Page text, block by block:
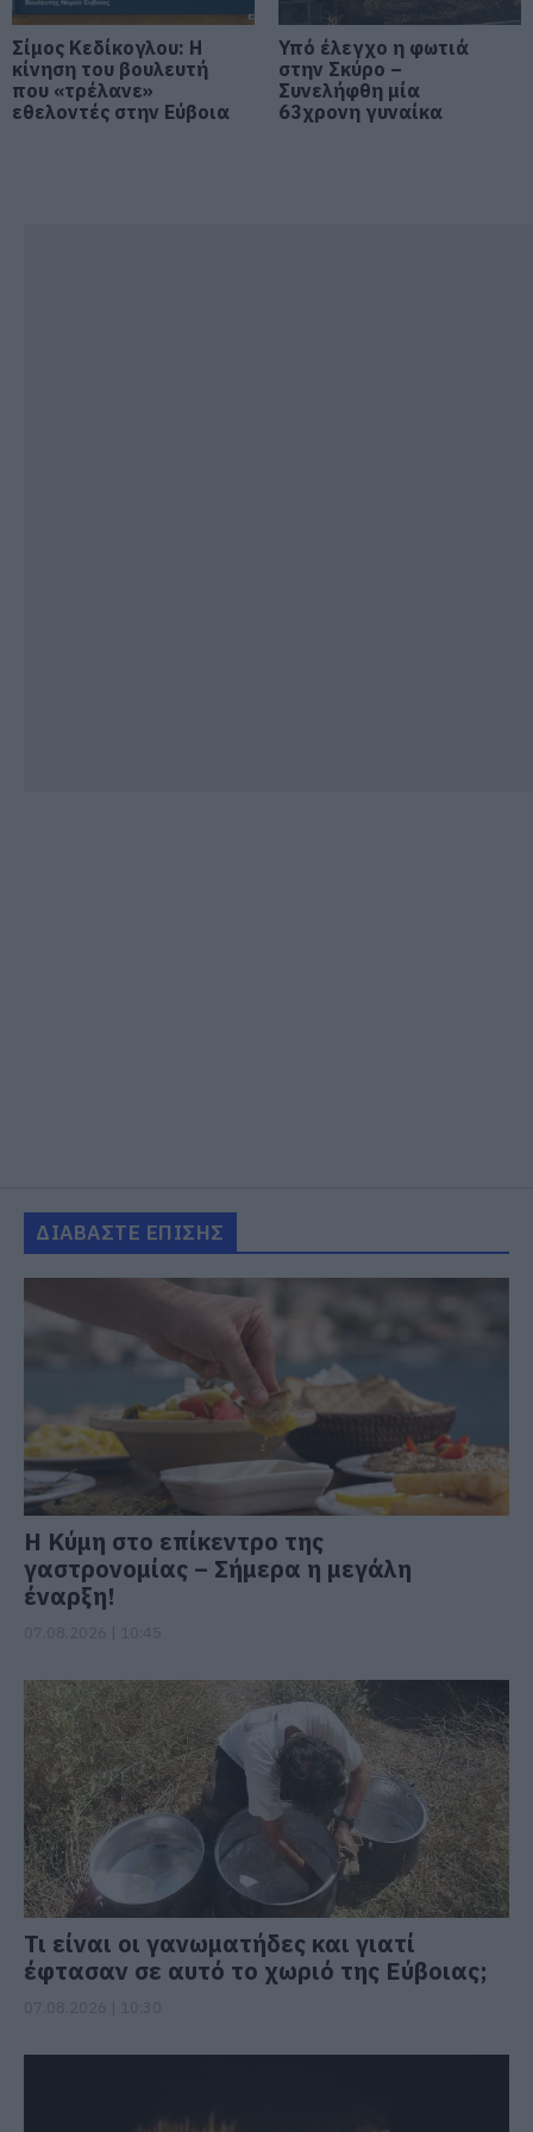
Συνελήφθη 63χρονη για τη φωτιά
στη Σκύρο
06.08.2026 | 23:15
Σίμος Κεδίκογλου: Η
κίνηση του βουλευτή
που «τρέλανε»
εθελοντές στην Εύβοια
Υπό έλεγχο η φωτιά
στην Σκύρο –
Συνελήφθη μία
63χρονη γυναίκα
ΔΙΑΒΑΣΤΕ ΕΠΙΣΗΣ
Η Κύμη στο επίκεντρο της
γαστρονομίας – Σήμερα η μεγάλη
έναρξη!
Τι είναι οι γανωματήδες και γιατί
έφτασαν σε αυτό το χωριό της Εύβοιας;